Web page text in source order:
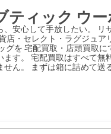
ティック ウー
、安心して手放したい。 リ
店・セレクト・ラグジュア
グを 宅配買取・店頭買取に
す。 宅配買取はすべて無
せん。 まずは箱に詰めて送